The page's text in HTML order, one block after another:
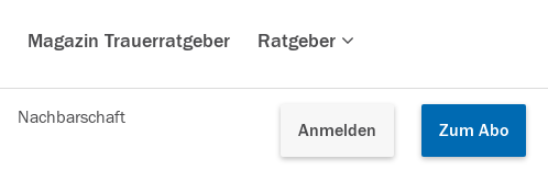
Magazin Trauerratgeber Ratgeber
Anmelden Zum Abo
Nachbarschaft